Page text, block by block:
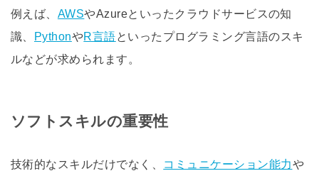
例えば、 AWSやAzureといったクラウドサービスの知
識、
PythonやR言語といったプログラミング言語のスキ
ルなどが求められます。
ソフトスキルの重要性
技術的なスキルだけでなく、 コミュニケーション能力や